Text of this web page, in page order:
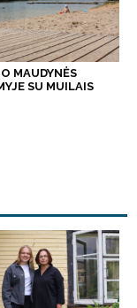
MAUDYNĖS
SU MUILAIS